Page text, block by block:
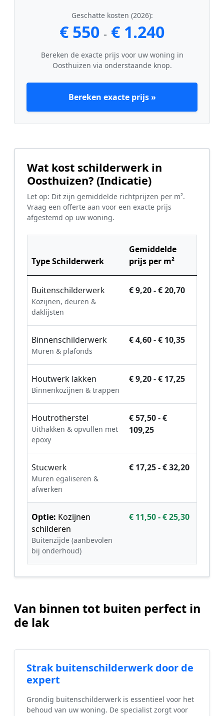
Geschatte kosten (2026):
€ 550 - € 1.240
Bereken de exacte prijs voor uw woning in
Oosthuizen via onderstaande knop.
Bereken exacte prijs »
Wat kost schilderwerk in
Oosthuizen? (Indicatie)
Let op: Dit zijn gemiddelde richtprijzen per m².
Vraag een offerte aan voor een exacte prijs
afgestemd op uw woning.
Type Schilderwerk
Gemiddelde
prijs per m²
Buitenschilderwerk
Kozijnen, deuren &
daklijsten
€ 9,20 - € 20,70
Binnenschilderwerk
Muren & plafonds
€ 4,60 - € 10,35
Houtwerk lakken
Binnenkozijnen & trappen
€ 9,20 - € 17,25
Houtrotherstel
Uithakken & opvullen met
epoxy
€ 57,50 - €
109,25
Stucwerk
Muren egaliseren &
afwerken
€ 17,25 - € 32,20
Optie: Kozijnen
schilderen
Buitenzijde (aanbevolen
bij onderhoud)
€ 11,50 - € 25,30
Van binnen tot buiten perfect in
de lak
Strak buitenschilderwerk door de
expert
Grondig buitenschilderwerk is essentieel voor het
behoud van uw woning. De specialist zorgt voor